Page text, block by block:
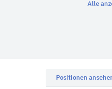
Alle
Positionen